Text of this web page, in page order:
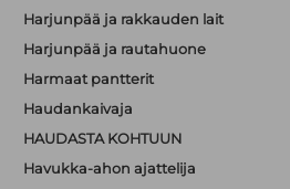
Harjunpää ja rakkauden lait
Harjunpää ja rautahuone
Harmaat pantterit
Haudankaivaja
HAUDASTA KOHTUUN
Havukka-ahon ajattelija